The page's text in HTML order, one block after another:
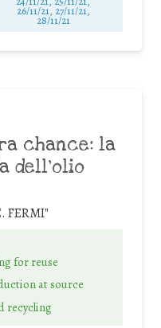
26/11/21, 27/11/21,
28/11/21
chance: la
dell’olio
FERMI"
for reuse
at source
recycling